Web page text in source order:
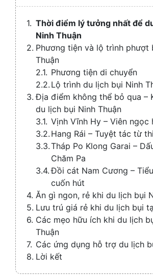
Thời điểm lý tưởng nhất để
Ninh Thuận
Phương tiện và lộ trình phượt
Thuận
Phương tiện di chuyển
Lộ trình du lịch bụi Ninh
Địa điểm không thể bỏ qua –
du lịch bụi Ninh Thuận
Vịnh Vĩnh Hy – Viên ngọc
Hang Rái – Tuyệt tác từ
Tháp Po Klong Garai –
Chăm Pa
Đồi cát Nam Cương –
cuốn hút
Ăn gì ngon, rẻ khi du lịch bụi
Lưu trú giá rẻ khi du lịch bụi
Các mẹo hữu ích khi du lịch
Thuận
Các ứng dụng hỗ trợ du lịch
Lời kết